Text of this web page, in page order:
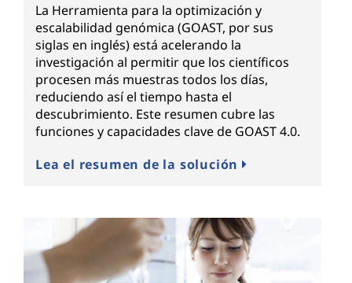
La Herramienta para la optimización y
escalabilidad genómica (GOAST, por sus
siglas en inglés) está acelerando la
investigación al permitir que los científicos
procesen más muestras todos los días,
reduciendo así el tiempo hasta el
descubrimiento. Este resumen cubre las
funciones y capacidades clave de GOAST 4.0.
Lea el resumen de la solución